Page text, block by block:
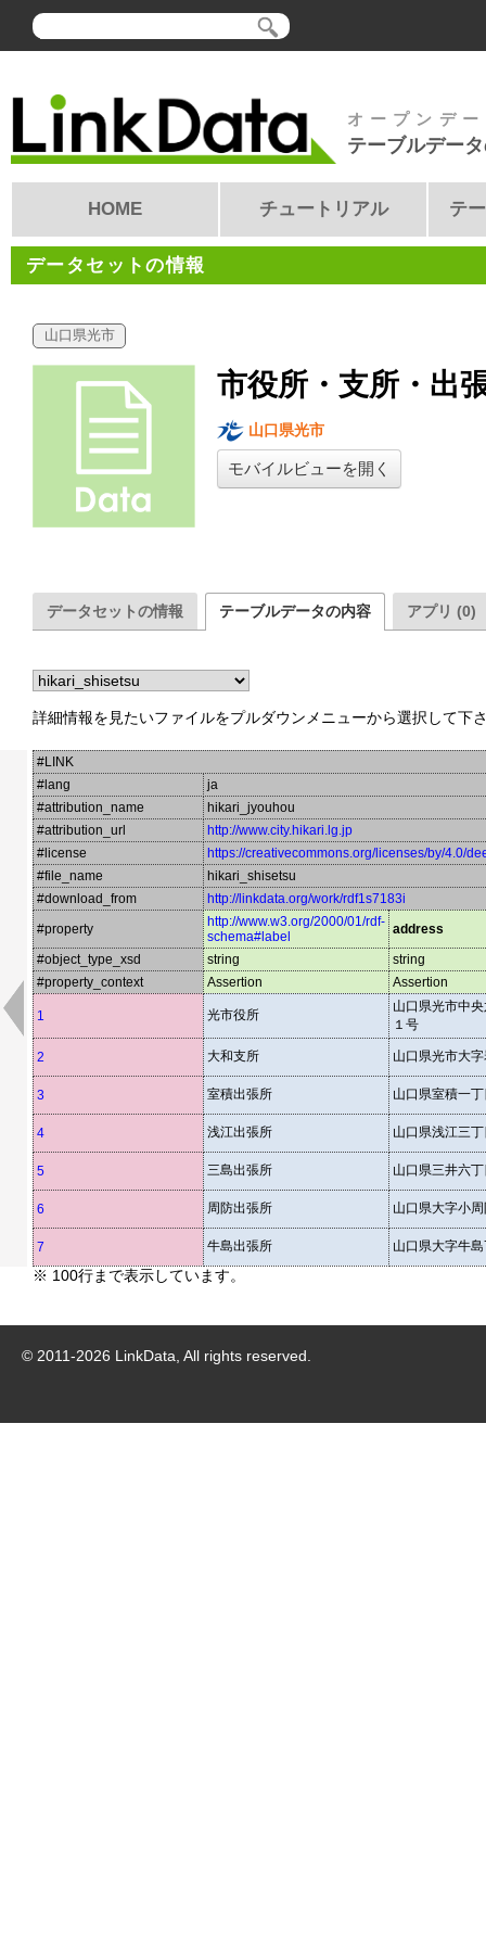
オープンデ
テーブルデー
HOME チュートリアル テ
データセットの情報
山口県光市
市役所・支所・出
山口県光市
モバイルビューを開く
データセットの情報 テーブルデータの内容 アプリ (0)
詳細情報を見たいファイルをプルダウンメニューから選択して下
#LINK
#lang
ja
#attribution_name
hikari_jyouhou
#attribution_url
http://www.city.hikari.lg.jp
#license
https://creativecommons.org/licenses/by/4.0/
#file_name
hikari_shisetsu
#download_from
http://linkdata.org/work/rdf1s7183i
#property
http://www.w3.org/2000/01/rdf-
schema#label
address
#object_type_xsd
string
string
#property_context
Assertion Assertion
1 光市役所
山口県光市中
１号
2 大和支所 山口県光市大
3 室積出張所 山口県室積一
4 浅江出張所 山口県浅江三
5 三島出張所 山口県三井六
6 周防出張所 山口県大字小
7 牛島出張所 山口県大字牛
※ 100行まで表示しています。
© 2011-2026 LinkData, All rights reserved.